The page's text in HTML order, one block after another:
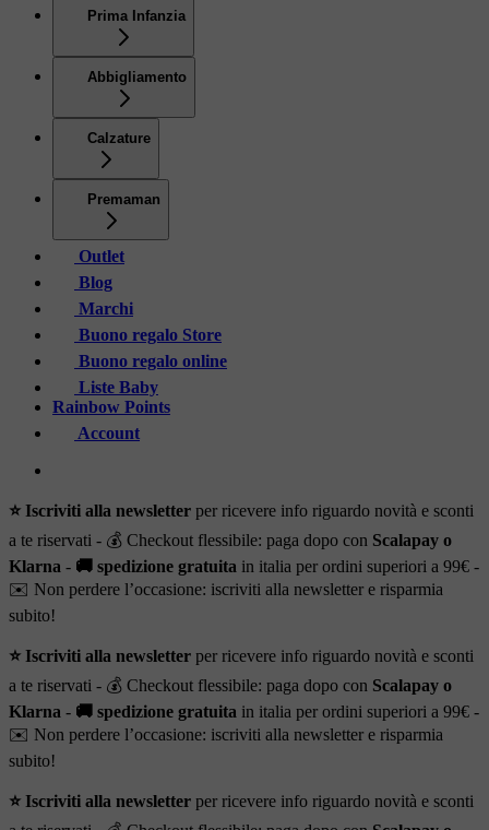
Prima Infanzia
Abbigliamento
Calzature
Premaman
Outlet
Blog
Marchi
Buono regalo Store
Buono regalo online
Liste Baby
Rainbow Points
Account
⭐ Iscriviti alla newsletter per ricevere info riguardo novità e sconti
a te riservati - 💰 Checkout flessibile: paga dopo con Scalapay o
Klarna - 🚚 spedizione gratuita in italia per ordini superiori a 99€ -
✉️ Non perdere l’occasione: iscriviti alla newsletter e risparmia
subito!
⭐ Iscriviti alla newsletter per ricevere info riguardo novità e sconti
a te riservati - 💰 Checkout flessibile: paga dopo con Scalapay o
Klarna - 🚚 spedizione gratuita in italia per ordini superiori a 99€ -
✉️ Non perdere l’occasione: iscriviti alla newsletter e risparmia
subito!
⭐ Iscriviti alla newsletter per ricevere info riguardo novità e sconti